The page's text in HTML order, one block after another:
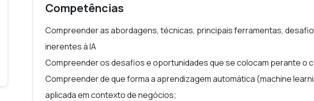
Competências
Compreender as abordagens, técnicas, principais ferramentas,
inerentes à IA
Compreender os desafios e oportunidades que se colocam perante o
Compreender de que forma a aprendizagem automática (machine
aplicada em contexto de negócios;